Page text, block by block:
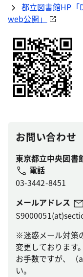
都立図書館HP
web公開」
お問い合わせ
東京都立中央図書
電話
03-3442-8451
メールアドレス
※迷惑メール対策
変更しております。
お手数ですが、（
い。